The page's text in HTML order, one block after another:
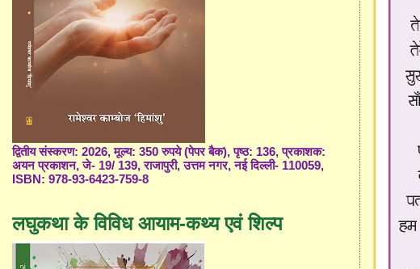
द्वितीय संस्करण: 2026, मूल्य: 350 रुपये (पेपर बैक), पृष्ठ: 136, प्रकाशक:
अयन प्रकाशन, जे- 19/ 139, राजापुरी, उत्तम नगर, नई दिल्ली- 110059,
ISBN: 978-93-6423-759-8
लघुकथा के विविध आयाम-कथ्य एवं शिल्प